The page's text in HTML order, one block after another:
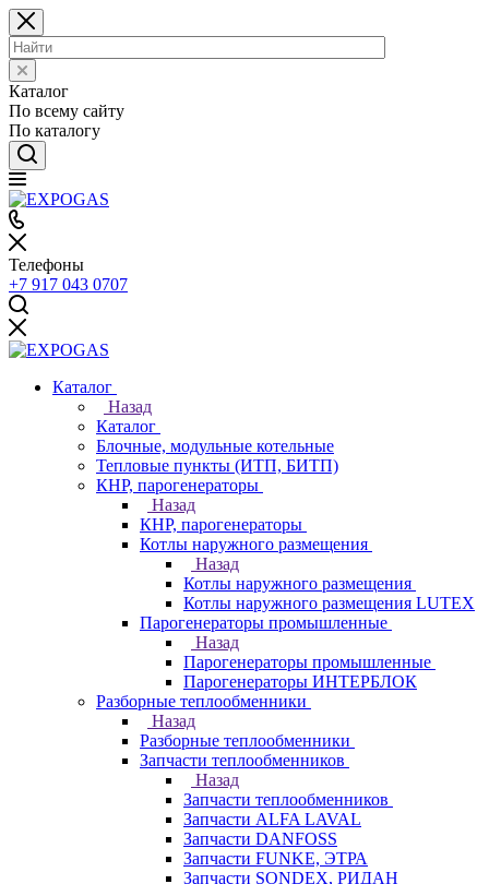
Каталог
По всему сайту
По каталогу
Телефоны
+7 917 043 0707
Каталог
Назад
Каталог
Блочные, модульные котельные
Тепловые пункты (ИТП, БИТП)
КНР, парогенераторы
Назад
КНР, парогенераторы
Котлы наружного размещения
Назад
Котлы наружного размещения
Котлы наружного размещения LUTEX
Парогенераторы промышленные
Назад
Парогенераторы промышленные
Парогенераторы ИНТЕРБЛОК
Разборные теплообменники
Назад
Разборные теплообменники
Запчасти теплообменников
Назад
Запчасти теплообменников
Запчасти ALFA LAVAL
Запчасти DANFOSS
Запчасти FUNKE, ЭТРА
Запчасти SONDEX, РИДАН